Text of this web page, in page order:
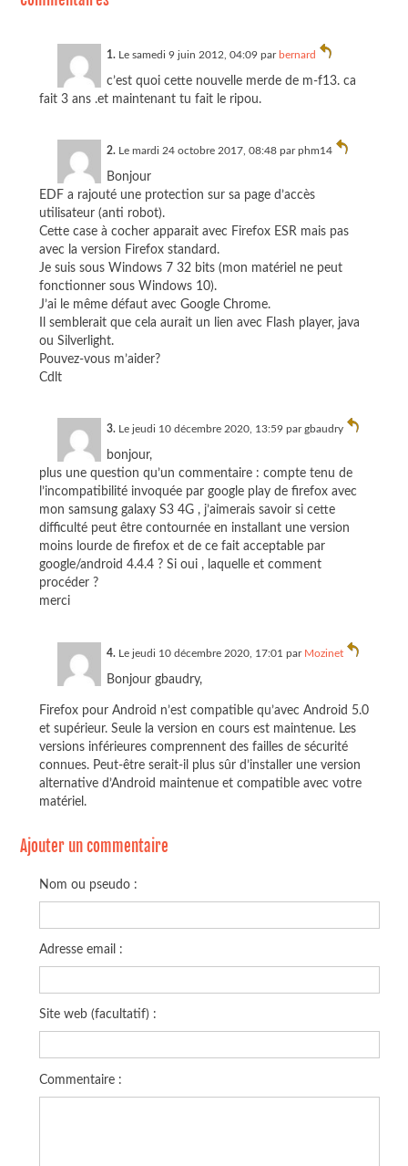
1.Le samedi 9 juin 2012, 04:09 par bernard
c’est quoi cette nouvelle merde de m-f13. ca
fait 3 ans .et maintenant tu fait le ripou.
2.Le mardi 24 octobre 2017, 08:48 parphm14
Bonjour
EDF a rajouté une protection sur sa page d’accès
utilisateur (anti robot).
Cette case à cocher apparait avec Firefox ESR mais pas
avec la version Firefox standard.
Je suis sous Windows 7 32 bits (mon matériel ne peut
fonctionner sous Windows 10).
J’ai le même défaut avec Google Chrome.
Il semblerait que cela aurait un lien avec Flash player, java
ou Silverlight.
Pouvez-vous m’aider?
Cdlt
3.Le jeudi 10 décembre 2020, 13:59 pargbaudry
bonjour,
plus une question qu’un commentaire : compte tenu de
l’incompatibilité invoquée par google play de firefox avec
mon samsung galaxy S3 4G , j’aimerais savoir si cette
difficulté peut être contournée en installant une version
moins lourde de firefox et de ce fait acceptable par
google/android 4.4.4 ? Si oui , laquelle et comment
procéder ?
merci
4.Le jeudi 10 décembre 2020, 17:01 par Mozinet
Bonjour gbaudry,
Firefox pour Android n’est compatible qu’avec Android 5.0
et supérieur. Seule la version en cours est maintenue. Les
versions inférieures comprennent des failles de sécurité
connues. Peut-être serait-il plus sûr d’installer une version
alternative d’Android maintenue et compatible avec votre
matériel.
Ajouter un commentaire
Nom ou pseudo :
Adresse email :
Site web (facultatif) :
Commentaire :